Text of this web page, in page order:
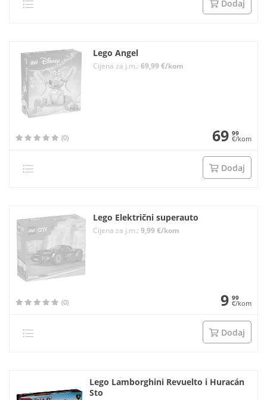
Dodaj
Lego Angel
Cijena za j.m.: 69,99 €/kom
(0) 69 99
€/kom
Dodaj
Lego Električni superauto
Cijena za j.m.: 9,99 €/kom
(0) 9 99
€/kom
Dodaj
Lego Lamborghini Revuelto i Huracán
Sto